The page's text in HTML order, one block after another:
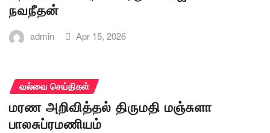
நவநீதன்
admin Apr 15, 2026
வல்வை செய்திகள்
மரண அறிவித்தல் திருமதி மஞ்சுளா
பாலசுப்ரமணியம்